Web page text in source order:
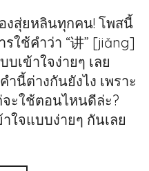
งสุ่ยหลินทุกคน! โพสนี้
ใช้คำว่า “讲” [jiǎng]
เข้าใจง่ายๆ เลย
ำนี้ต่างกันยังไง เพราะ
ะใช้ตอนไหนดีล่ะ?
ใจแบบง่ายๆ กันเลย